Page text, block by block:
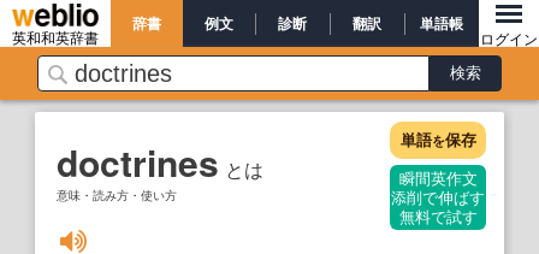
英和和英辞書
辞書 例文 診断 翻訳 単語帳
ログイン
doctrines とは
意味・読み方・使い方
単語を保存
瞬間英作文
添削で伸ばす
無料で試す